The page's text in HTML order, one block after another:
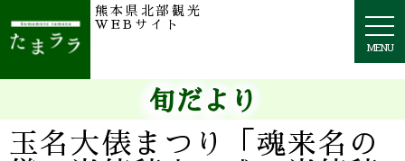
MENU
熊本県北部観光
WEBサイト
旬だより
玉名大俵まつり「魂来名の